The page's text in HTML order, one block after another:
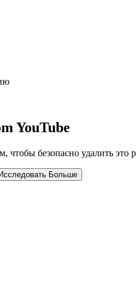
YouTube
безопасно удалить это
Исследовать Больше